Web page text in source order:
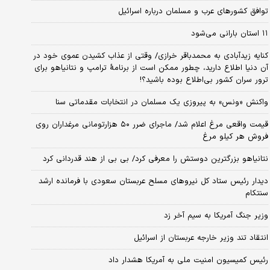
توافق کشورهای عرب و مسلمان درباره اسرائیل
۱۱ استان بارانی می‌شود
کنایه زیدآبادی به محمدباقر خرازی/ وقتی از عذاب کشیدن عموی خود در
آن دنیا اطلاع دارید، چطور ممکن است از برنامهٔ ترامپ و نتانیاهو برای
ترور سران کشور بی‌اطلاع بوده باشید؟!
واکنش «ونس» به پیروزی یک مسلمان در انتخابات مقدماتی سنا
قیمت واقعی مرغ اعلام شد/ ماجرای ضرر ۵۰ هزارتومانی مرغداران روی
فروش هر کیلو مرغ
نتانیاهو بزرگترین دوستش را معرفی کرد/ بی بی از هند قدردانی کرد
دیدار رئیس ستاد کل نیروهای مسلح عربستان سعودی با فرمانده ارشد
سنتکام
وزیر جنگ آمریکا به سیم آخر زد
انتقاد تند وزیر خارجه عربستان از اسرائیل
رئیس کمیسیون امنیت ملی به آمریکا هشدار داد